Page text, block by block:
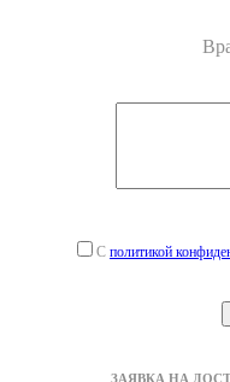
С политикой
ЗАЯВКА НА